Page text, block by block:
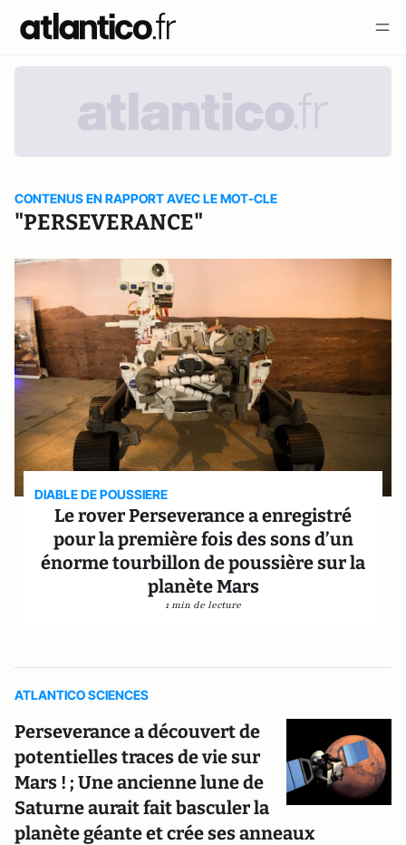
CONTENUS EN RAPPORT AVEC LE MOT-CLE
"PERSEVERANCE"
DIABLE DE POUSSIERE
Le rover Perseverance a enregistré
pour la première fois des sons d’un
énorme tourbillon de poussière sur la
planète Mars
1 min de lecture
ATLANTICO SCIENCES
Perseverance a découvert de
potentielles traces de vie sur
Mars ! ; Une ancienne lune de
Saturne aurait fait basculer la
planète géante et crée ses anneaux